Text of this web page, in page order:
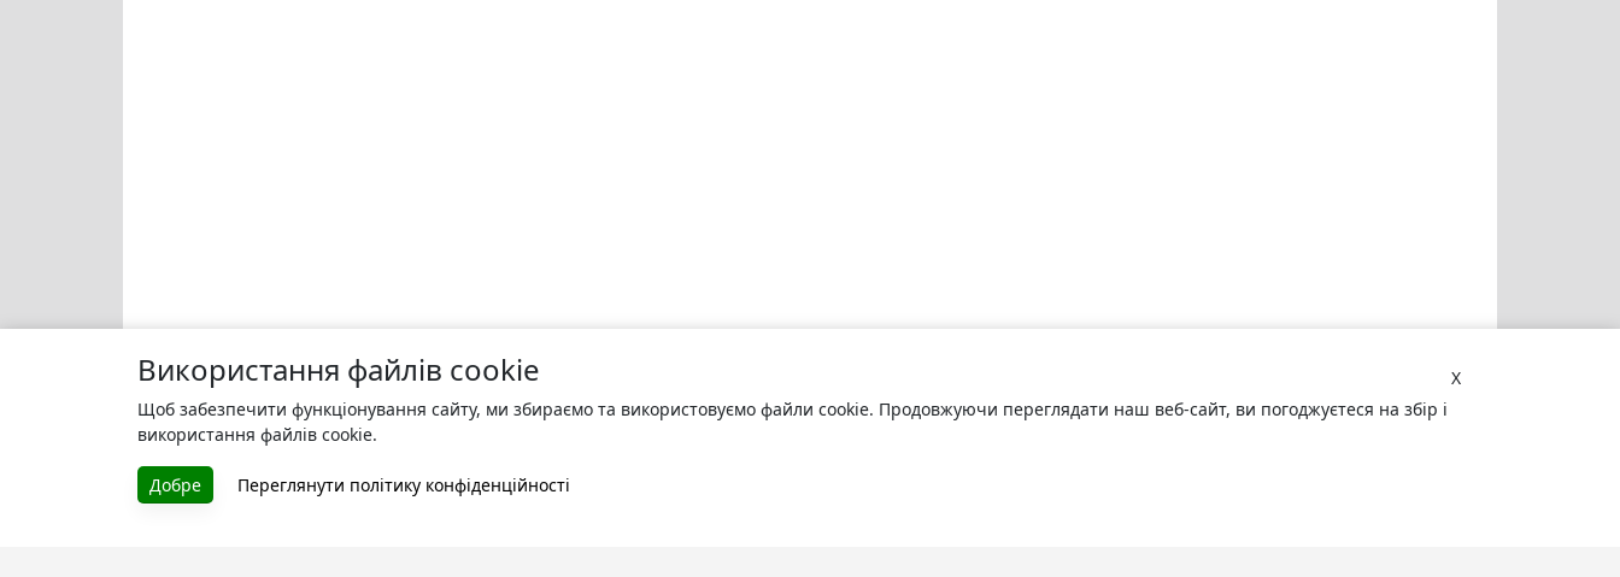
X
Використання файлів cookie
Щоб забезпечити функціонування сайту, ми збираємо та використовуємо файли cookie. Продовжуючи переглядати наш веб-сайт, ви погоджуєтеся на збір і
використання файлів cookie.
Добре Переглянути політику конфіденційності